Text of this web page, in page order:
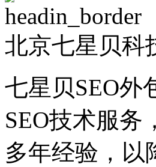
北京七星贝科
七星贝SEO外
SEO技术服务
多年经验，以